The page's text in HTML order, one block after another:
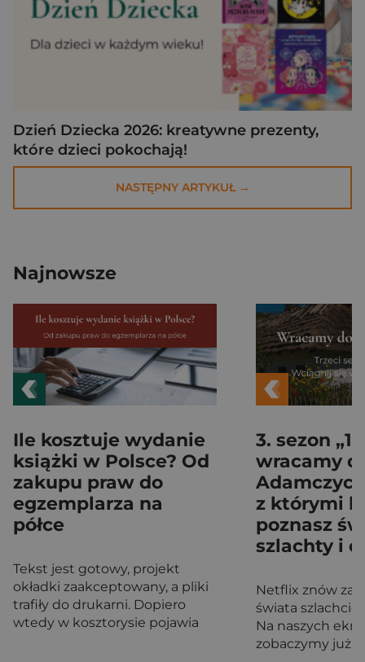
Dzień Dziecka 2026: kreatywne prezenty,
które dzieci pokochają!
NASTĘPNY ARTYKUŁ →
Najnowsze
Ile kosztuje wydanie
książki w Polsce? Od
zakupu praw do
egzemplarza na
półce
Tekst jest gotowy, projekt
okładki zaakceptowany, a pliki
trafiły do drukarni. Dopiero
wtedy w kosztorysie pojawia
3. sezon
wracamy
z którymi
poznasz
szlachty i
Netflix znów
świata
Na naszych
zobaczymy już